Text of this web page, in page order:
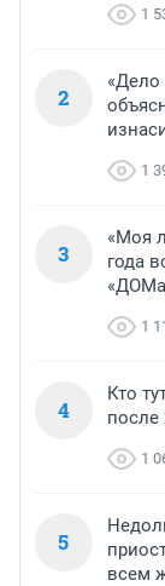
1
2
«Дело
1
3
«Моя
года
1
4
Кто
после
1
5
всем